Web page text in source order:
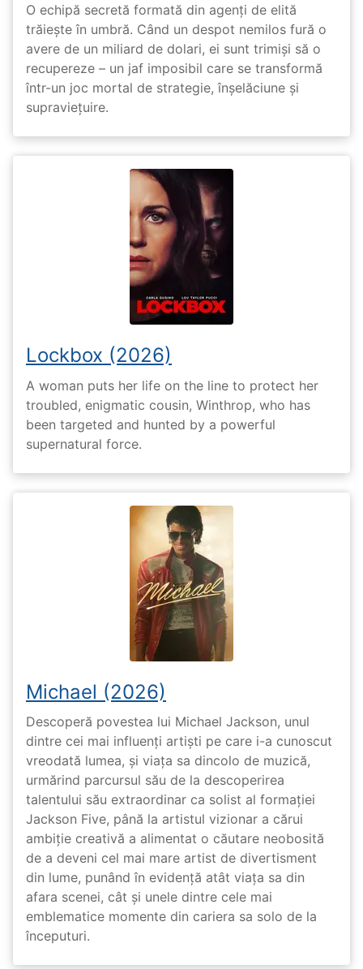
O echipă secretă formată din agenți de elită
trăiește în umbră. Când un despot nemilos fură o
avere de un miliard de dolari, ei sunt trimiși să o
recupereze – un jaf imposibil care se transformă
într-un joc mortal de strategie, înșelăciune și
supraviețuire.
Lockbox (2026)
A woman puts her life on the line to protect her
troubled, enigmatic cousin, Winthrop, who has
been targeted and hunted by a powerful
supernatural force.
Michael (2026)
Descoperă povestea lui Michael Jackson, unul
dintre cei mai influenți artiști pe care i-a cunoscut
vreodată lumea, și viața sa dincolo de muzică,
urmărind parcursul său de la descoperirea
talentului său extraordinar ca solist al formației
Jackson Five, până la artistul vizionar a cărui
ambiție creativă a alimentat o căutare neobosită
de a deveni cel mai mare artist de divertisment
din lume, punând în evidență atât viața sa din
afara scenei, cât și unele dintre cele mai
emblematice momente din cariera sa solo de la
începuturi.